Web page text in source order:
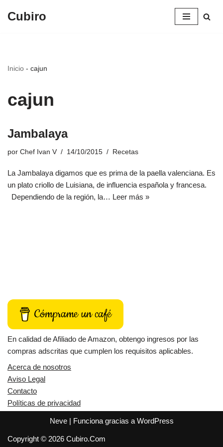
Cubiro
Inicio - cajun
cajun
Jambalaya
por Chef Ivan V 14/10/2015 Recetas
La Jambalaya digamos que es prima de la paella valenciana. Es
un plato criollo de Luisiana, de influencia española y francesa.
Dependiendo de la región, la… Leer más »
Cómprame un café
En calidad de Afiliado de Amazon, obtengo ingresos por las
compras adscritas que cumplen los requisitos aplicables.
Acerca de nosotros
Aviso Legal
Contacto
Políticas de privacidad
Neve| Funciona gracias a WordPress
Copyright © 2026 Cubiro.Com